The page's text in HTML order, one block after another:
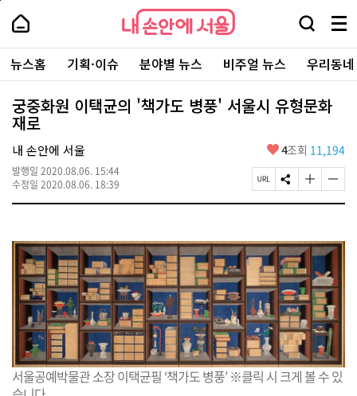
본
로
가
내
손
안
에
서
울
-
서
울
시
대
표
소
통
포
내
손
에
울
검
창
열
기
메
뉴
전
체
보
주
요
서
뉴스홈 기획·이슈 분야별 뉴스 비주얼 뉴스 우리동
궁중화원 이택균의 '책가도 병풍' 서울시 유형문화
재로
내 손안에 서울
발행일 2020.08.06. 15:44
수정일 2020.08.06. 18:39
좋
요
4조회 11,194
페
이
R
L
복
사
S
N
유
하
기
글
자
크
게
경
하
기
글
자
작
게
경
하
기
서울공예박물관 소장 이택균필 ‘책가도 병풍’ ※클릭 시 크게 볼 수 있
페
상
단
로